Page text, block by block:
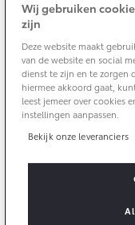
bZ4X
BATTERIJ-
Connected check
Navigatie updates
Wij gebruiken
zijn
Deze website maakt
van de website en social
dienst te zijn en te zorgen
hiermee akkoord gaat,
leest jemeer over cookies
instellingen aanpassen.
Bekijk onze leveranciers